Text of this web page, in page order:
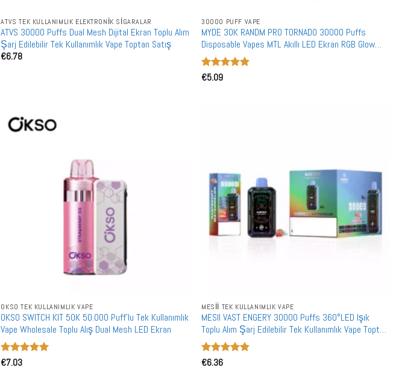
ATVS TEK KULLANIMLIK ELEKTRONIK SIGARALAR
ATVS 30000 Puffs Dual Mesh Dijital Ekran Toplu Alım
Şarj Edilebilir Tek Kullanımlık Vape Toptan Satış
€6.78
30000 PUFF VAPE
MYDE 30K RANDM PRO TORNADO 30000 Puffs
Disposable Vapes MTL Akıllı LED Ekran RGB Glow
Toptan Toplu Alım
5 üzerinden
€5.09
OKSO TEK KULLANIMLIK VAPE
OKSO SWITCH KIT 50K 50.000 Puff'lu Tek Kullanımlık
Vape Wholesale Toplu Alış Dual Mesh LED Ekran
5 üzerinden
€7.03
MESII TEK KULLANIMLIK VAPE
MESII VAST ENGERY 30000 Puffs 360°LED Işık
Toplu Alım Şarj Edilebilir Tek Kullanımlık Vape Toptan
Satış
5 üzerinden
€6.36